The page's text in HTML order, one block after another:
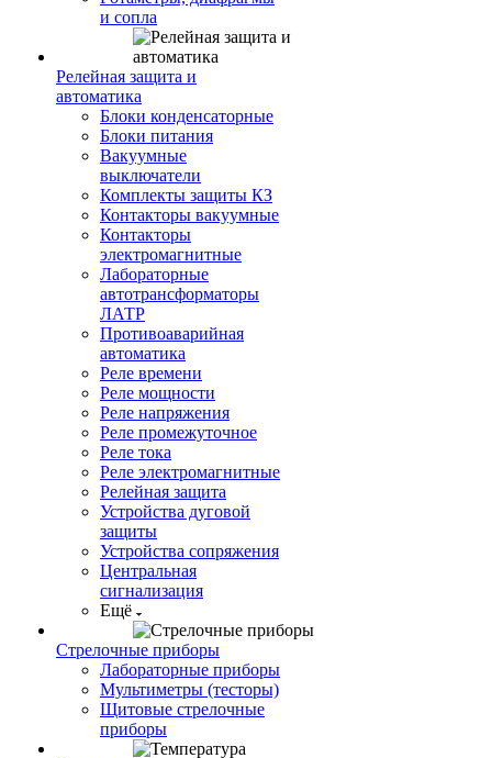
и сопла
Релейная защита и
автоматика
Блоки конденсаторные
Блоки питания
Вакуумные
выключатели
Комплекты защиты КЗ
Контакторы вакуумные
Контакторы
электромагнитные
Лабораторные
автотрансформаторы
ЛАТР
Противоаварийная
автоматика
Реле времени
Реле мощности
Реле напряжения
Реле промежуточное
Реле тока
Реле электромагнитные
Релейная защита
Устройства дуговой
защиты
Устройства сопряжения
Центральная
сигнализация
Ещё
Стрелочные приборы
Лабораторные приборы
Мультиметры (тесторы)
Щитовые стрелочные
приборы